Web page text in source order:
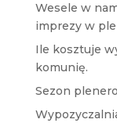
Wesele w
imprezy w
Ile kosztuje
komunię.
Sezon